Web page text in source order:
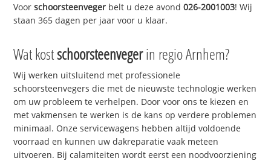
Voorschoorsteenveger belt u deze avond026-2001003! Wij
staan 365 dagen per jaar voor u klaar.
Wat kostschoorsteenvegerin regio Arnhem?
Wij werken uitsluitend met professionele
schoorsteenvegers die met de nieuwste technologie werken
om uw probleem te verhelpen. Door voor ons te kiezen en
met vakmensen te werken is de kans op verdere problemen
minimaal. Onze servicewagens hebben altijd voldoende
voorraad en kunnen uw dakreparatie vaak meteen
uitvoeren. Bij calamiteiten wordt eerst een noodvoorziening